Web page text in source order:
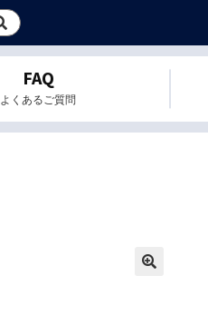
FAQ
よくあるご質問